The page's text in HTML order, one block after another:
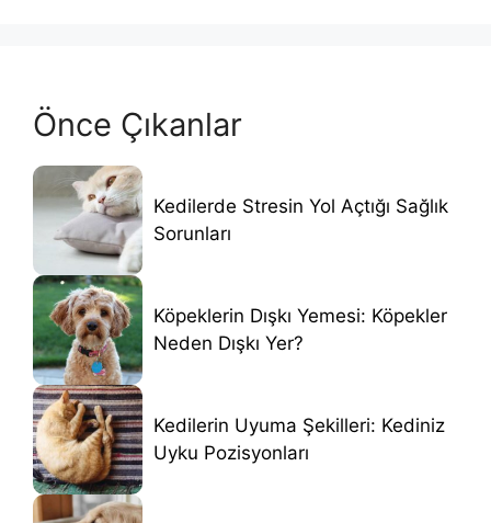
Önce Çıkanlar
Kedilerde Stresin Yol Açtığı Sağlık
Sorunları
Köpeklerin Dışkı Yemesi: Köpekler
Neden Dışkı Yer?
Kedilerin Uyuma Şekilleri: Kediniz
Uyku Pozisyonları